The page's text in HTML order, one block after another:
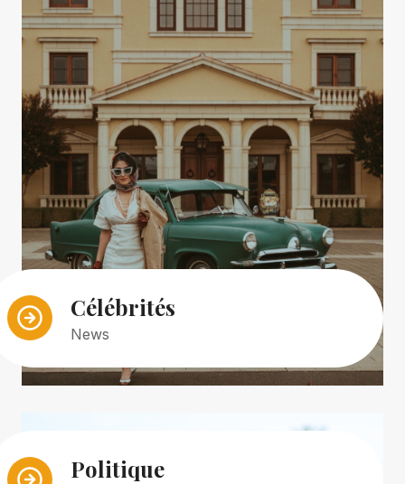
Célébrités
News
Politique